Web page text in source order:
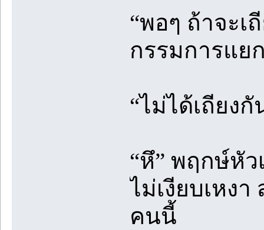
“พอๆ ถ้าจะเ
กรรมการแย
“ไม่ได้เถียง
“หึ” พฤกษ์หั
ไม่เงียบเหง
คนนี้